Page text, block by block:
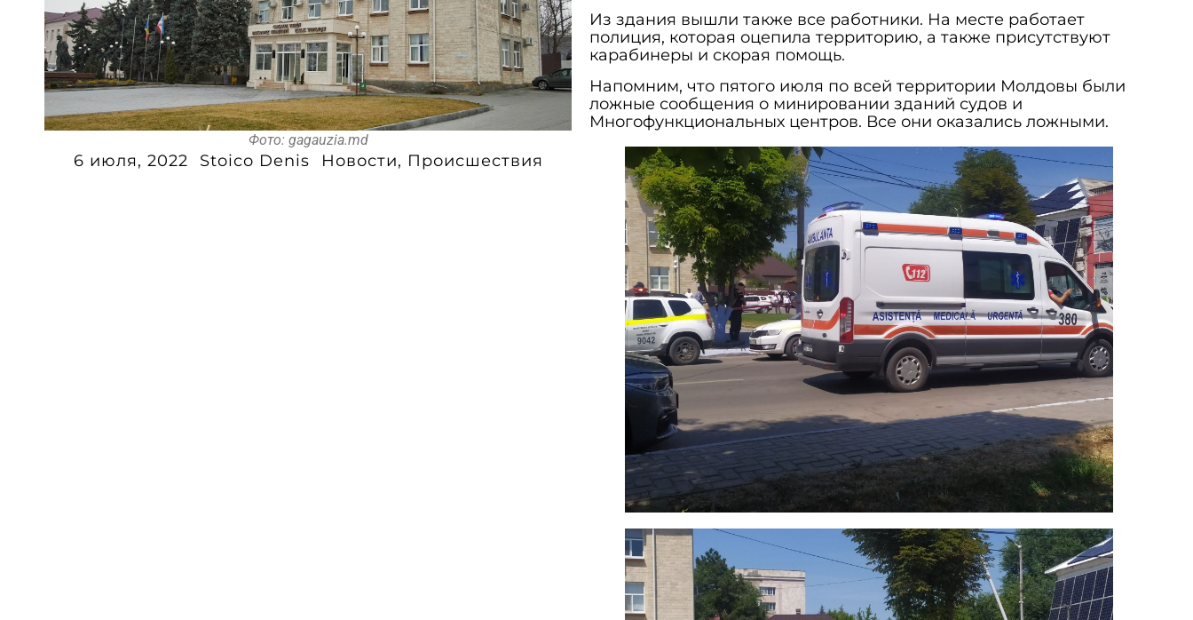
Фото: gagauzia.md
6 июля, 2022 Stoico Denis Новости, Происшествия
Из здания вышли также все работники. На месте работает
полиция, которая оцепила территорию, а также присутствуют
карабинеры и скорая помощь.
Напомним, что пятого июля по всей территории Молдовы были
ложные сообщения о минировании зданий судов и
Многофункциональных центров. Все они оказались ложными.